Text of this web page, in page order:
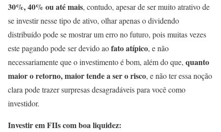
30%, 40% ou até mais, contudo, apesar de ser muito atrativo de
se investir nesse tipo de ativo, olhar apenas o dividendo
distribuído pode se mostrar um erro no futuro, pois muitas vezes
este pagando pode ser devido aofato atípico, e não
necessariamente que o investimento é bom, além do que, quanto
maior o retorno, maior tende a ser o risco, e não ter essa noção
clara pode trazer surpresas desagradáveis para você como
investidor.
Investir em FIIs com boa liquidez: